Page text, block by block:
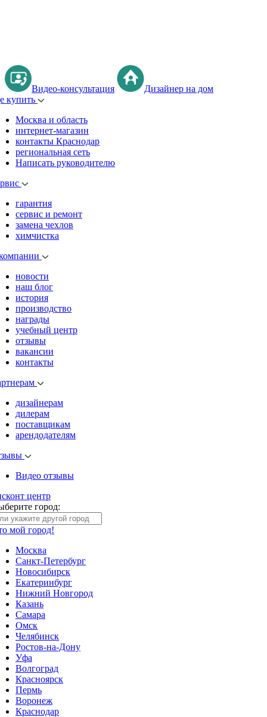
Видео-консультация
Дизайнер на дом
купить
Москва и область
интернет-магазин
контакты Краснодар
региональная сеть
Написать руководителю
гарантия
сервис и ремонт
замена чехлов
химчистка
новости
наш блог
история
производство
награды
учебный центр
отзывы
вакансии
контакты
дизайнерам
дилерам
поставщикам
арендодателям
Видео отзывы
центр
город:
мой город!
Москва
Санкт-Петербург
Новосибирск
Екатеринбург
Нижний Новгород
Казань
Самара
Омск
Челябинск
Ростов-на-Дону
Уфа
Волгоград
Красноярск
Пермь
Воронеж
Краснодар